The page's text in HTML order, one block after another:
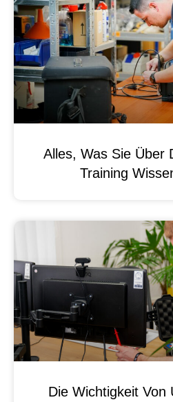
Alles, Was Sie Über
Training
Die Wichtigkeit Von